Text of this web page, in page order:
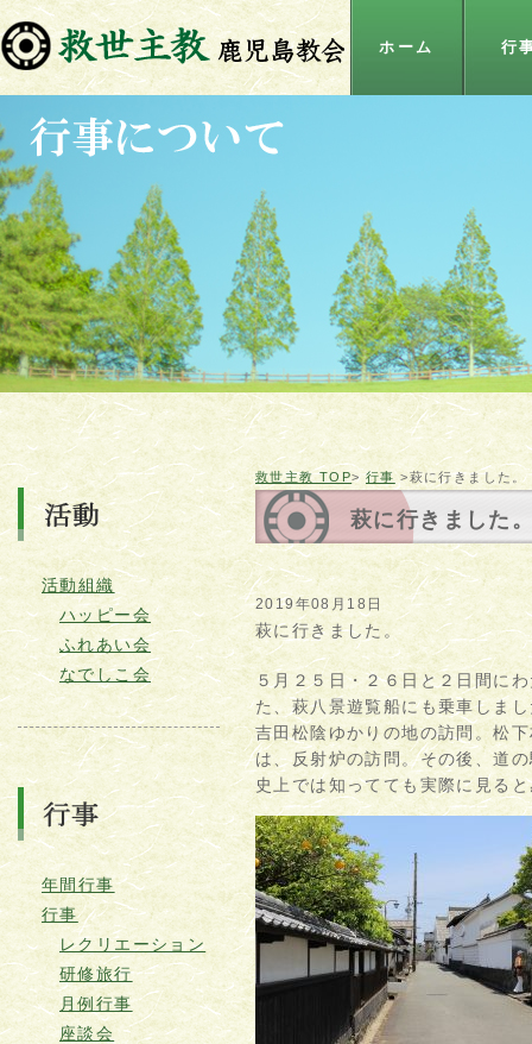
ホーム 行
活動組織
ハッピー会
ふれあい会
なでしこ会
年間行事
行事
レクリエーション
研修旅行
月例行事
座談会
救世主教 TOP>行事>萩に行きました。
萩に行きました
2019年08月18日
萩に行きました。
５月２５日・２６日と２日間に
た、萩八景遊覧船にも乗車しま
吉田松陰ゆかりの地の訪問。松
は、反射炉の訪問。その後、道
史上では知ってても実際に見る